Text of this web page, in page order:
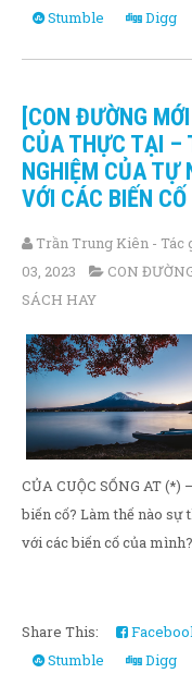
Stumble
Digg
[CON ĐƯỜNG
CỦA THỰC TẠI –
NGHIỆM CỦA TỰ
VỚI CÁC BIẾN
Trần Trung Kiên - Tác
03, 2023
CON
SÁCH HAY
CỦA CUỘC SỐNG AT
biến cố? Làm thế nào
với các biến cố của
Share This:
Stumble
Digg